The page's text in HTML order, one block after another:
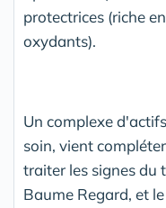
protectrices (riche
oxydants).
Un complexe
soin, vient
traiter les signes du
Baume Regard, et